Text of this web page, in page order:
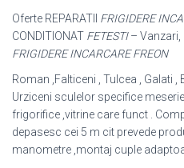
Oferte REPARATII FRIGIDERE
CONDITIONAT FETESTI– Vanzari,
FRIGIDERE INCARCARE FREON
Roman ,Falticeni , Tulcea , Galati ,
Urziceni sculelor specifice
frigorifice ,vitrine care funct .
depasesc cei 5 m cit prevede
manometre ,montaj cuple